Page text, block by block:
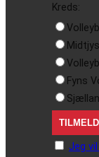
Kreds:
Fyns
Jeg